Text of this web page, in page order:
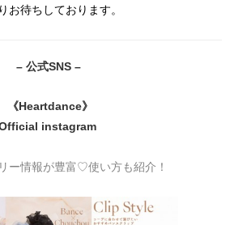
お待ちしております。
– 公式SNS –
《Heartdance》
instagram
ー情報が豊富♡使い方も紹介！